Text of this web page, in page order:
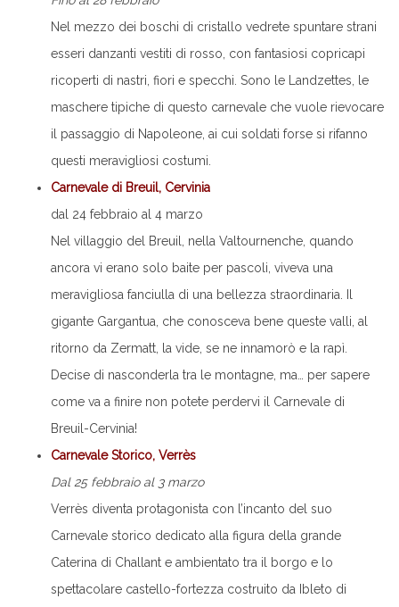
Nel mezzo dei boschi di cristallo vedrete spuntare strani
esseri danzanti vestiti di rosso, con fantasiosi copricapi
ricoperti di nastri, fiori e specchi. Sono le Landzettes, le
maschere tipiche di questo carnevale che vuole rievocare
il passaggio di Napoleone, ai cui soldati forse si rifanno
questi meravigliosi costumi.
Carnevale di Breuil, Cervinia
dal 24 febbraio al 4 marzo
Nel villaggio del Breuil, nella Valtournenche, quando
ancora vi erano solo baite per pascoli, viveva una
meravigliosa fanciulla di una bellezza straordinaria. Il
gigante Gargantua, che conosceva bene queste valli, al
ritorno da Zermatt, la vide, se ne innamorò e la rapì.
Decise di nasconderla tra le montagne, ma… per sapere
come va a finire non potete perdervi il Carnevale di
Breuil-Cervinia!
Carnevale Storico, Verrès
Dal 25 febbraio al 3 marzo
Verrès diventa protagonista con l’incanto del suo
Carnevale storico dedicato alla figura della grande
Caterina di Challant e ambientato tra il borgo e lo
spettacolare castello-fortezza costruito da Ibleto di